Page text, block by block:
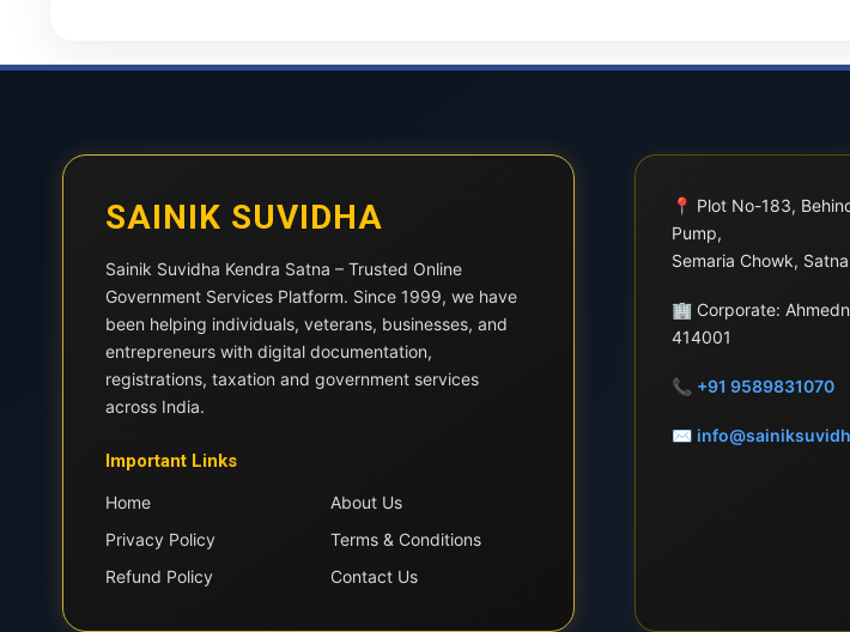
SAINIK SUVIDHA
Sainik Suvidha Kendra Satna – Trusted Online
Government Services Platform. Since 1999, we have
been helping individuals, veterans, businesses, and
entrepreneurs with digital documentation,
registrations, taxation and government services
across India.
Important Links
Home
About Us
Privacy Policy
Terms & Conditions
Refund Policy
Contact Us
📍 Plot No-183,
Pump,
Semaria Chowk,
🏢Corporate:
414001
📞 +91 9589831070
✉